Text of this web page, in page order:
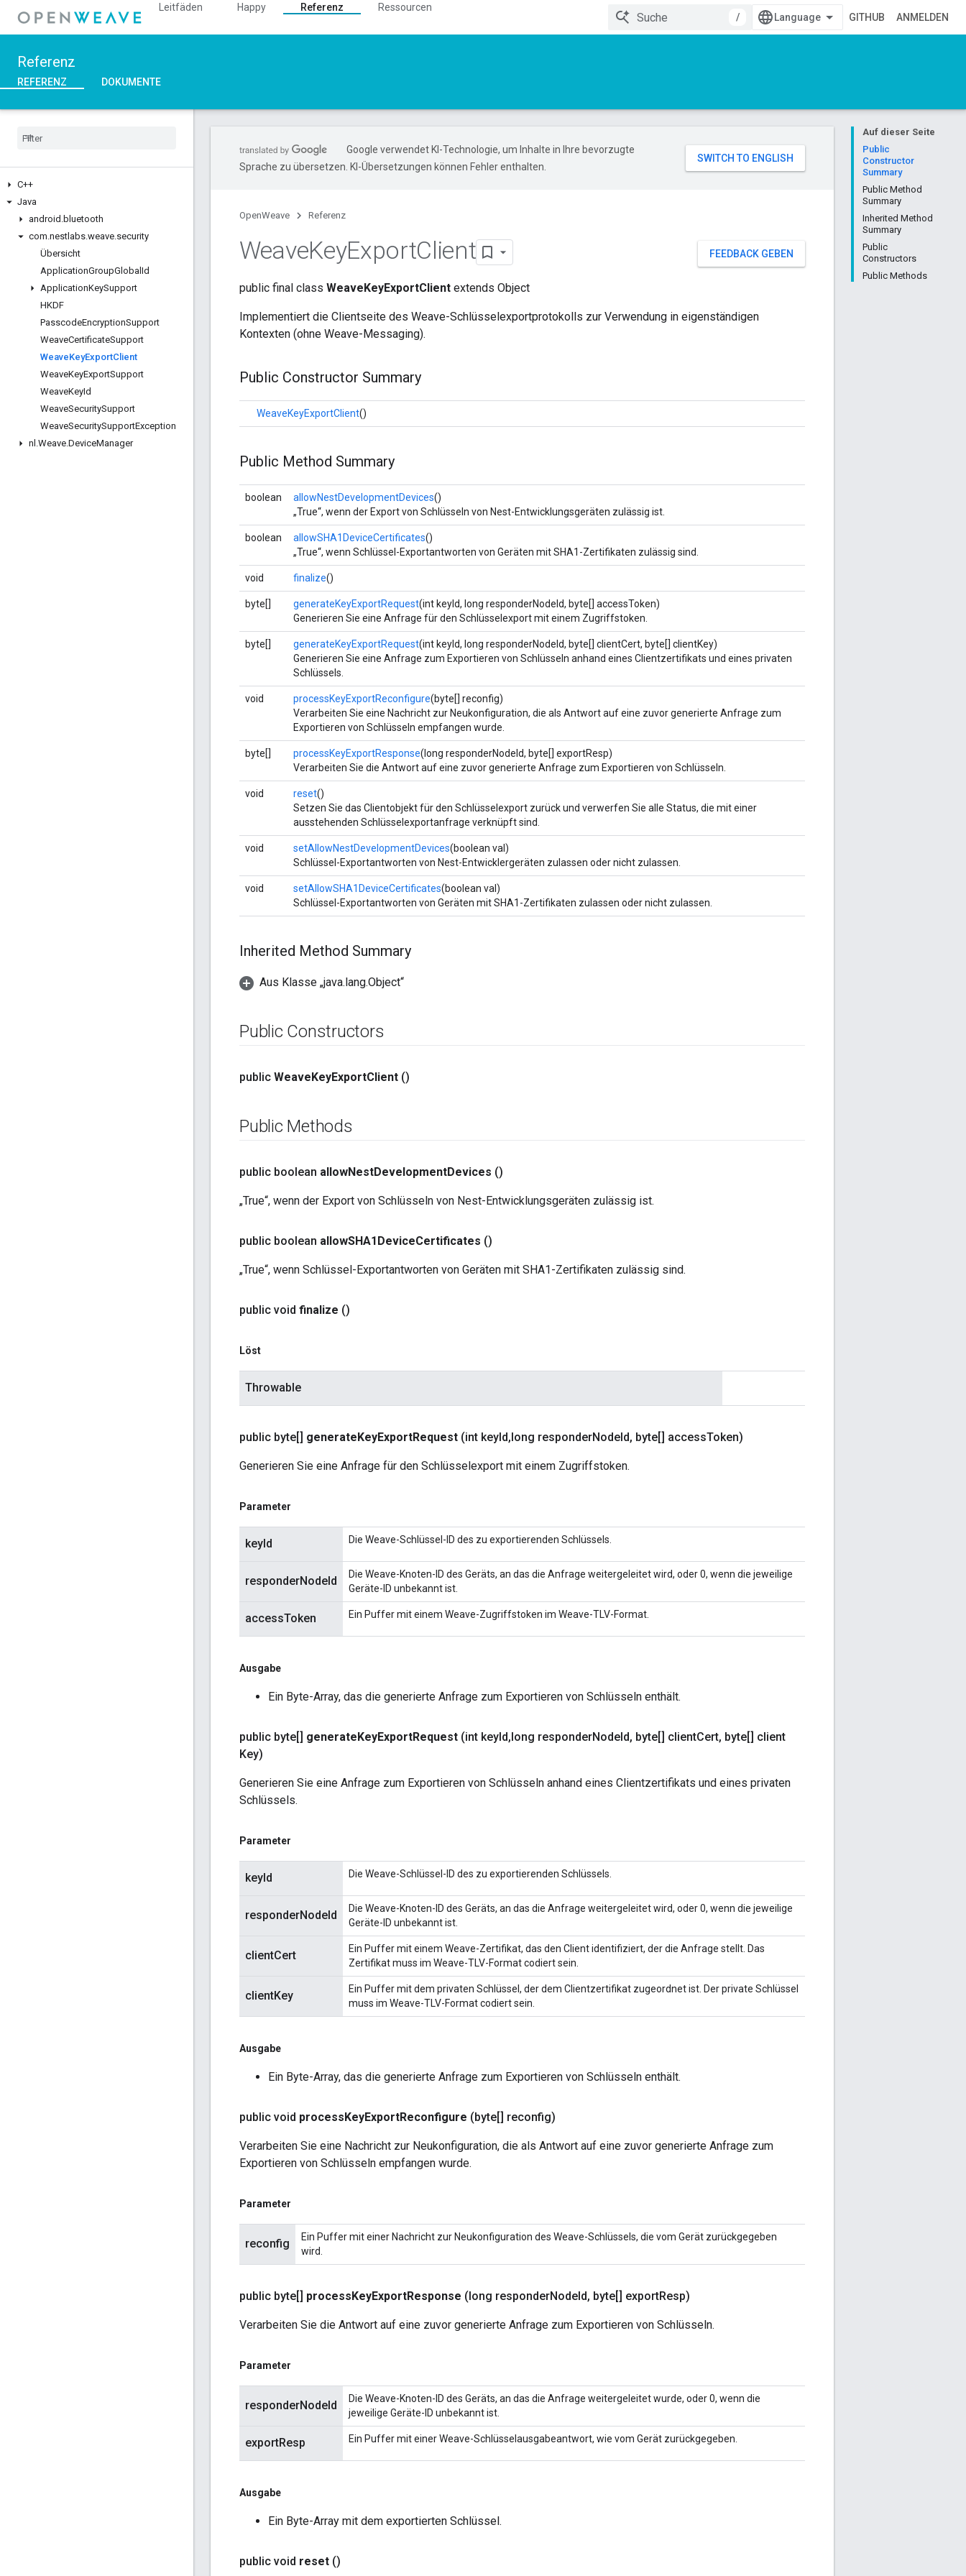
Leitfäden Happy Referenz
Ressourcen
/
GITHUB ANMELDEN
Referenz
REFERENZ DOKUMENTE
C++
Java
android .bluetooth
com.nestlabs.weave.security
Übersicht
ApplicationGroupGlobal Id
ApplicationKeySupport
HKDF
PasscodeEncryptionSupport
WeaveCertificateSupport
WeaveKeyExportClient
WeaveKeyExportSupport
WeaveKeyId
WeaveSecuritySupport
WeaveSecuritySupportException
nl .Weave.DeviceManager
Auf dieser Seite
Public
Constructor
Summary
Public Method
Summary
Inherited Method
Summary
Public
Constructors
Public Methods
Google verwendet KI-Technologie, um Inhalte in Ihre bevorzugte
Sprache zu übersetzen. KI-Übersetzungen können Fehler enthalten.
OpenWeave Referenz
FEEDBACK GEBEN
WeaveKeyExportClient
public final class WeaveKeyExportClient extends Object
Implementiert die Clientseite des Weave-Schlüsselexportprotokolls zur Verwendung in eigenständigen
Kontexten (ohne Weave-Messaging).
Public Constructor Summary
WeaveKeyExportClient()
Public Method Summary
boolean allowNestDevelopmentDevices()
„True“, wenn der Export von Schlüsseln von Nest-Entwicklungsgeräten zulässig ist.
boolean allowSHA1DeviceCertificates()
„True“, wenn Schlüssel-Exportantworten von Geräten mit SHA1-Zertifikaten zulässig sind.
void finalize()
byte[] generateKeyExportRequest(int keyId, long responderNodeId, byte[] accessToken)
Generieren Sie eine Anfrage für den Schlüsselexport mit einem Zugriffstoken.
byte[] generateKeyExportRequest(int keyId, long responderNodeId, byte[] clientCert, byte[] clientKey)
Generieren Sie eine Anfrage zum Exportieren von Schlüsseln anhand eines Clientzertifikats und eines privaten
Schlüssels.
void processKeyExportReconfigure(byte[] reconfig)
Verarbeiten Sie eine Nachricht zur Neukonfiguration, die als Antwort auf eine zuvor generierte Anfrage zum
Exportieren von Schlüsseln empfangen wurde.
byte[] processKeyExportResponse(long responderNodeId, byte[] exportResp)
Verarbeiten Sie die Antwort auf eine zuvor generierte Anfrage zum Exportieren von Schlüsseln.
void reset()
Setzen Sie das Clientobjekt für den Schlüsselexport zurück und verwerfen Sie alle Status, die mit einer
ausstehenden Schlüsselexportanfrage verknüpft sind.
void setAllowNestDevelopmentDevices(boolean val)
Schlüssel-Exportantworten von Nest-Entwicklergeräten zulassen oder nicht zulassen.
void setAllowSHA1DeviceCertificates(boolean val)
Schlüssel-Exportantworten von Geräten mit SHA1-Zertifikaten zulassen oder nicht zulassen.
Inherited Method Summary
Aus Klasse „java.lang.Object“
Public Constructors
public WeaveKeyExportClient ()
Public Methods
public boolean allowNestDevelopmentDevices ()
„True“, wenn der Export von Schlüsseln von Nest-Entwicklungsgeräten zulässig ist.
public boolean allowSHA1DeviceCertificates ()
„True“, wenn Schlüssel-Exportantworten von Geräten mit SHA1-Zertifikaten zulässig sind.
public void finalize ()
Löst
Throwable
public byte[] generateKeyExportRequest (int keyId,long responderNodeId, byte[] accessToken)
Generieren Sie eine Anfrage für den Schlüsselexport mit einem Zugriffstoken.
Parameter
keyId Die Weave-Schlüssel-ID des zu exportierenden Schlüssels.
responderNodeId
Die Weave-Knoten-ID des Geräts, an das die Anfrage weitergeleitet wird, oder 0, wenn die jeweilige
Geräte-ID unbekannt ist.
accessToken Ein Puffer mit einem Weave-Zugriffstoken im Weave-TLV-Format.
Ausgabe
Ein Byte-Array, das die generierte Anfrage zum Exportieren von Schlüsseln enthält.
public byte[] generateKeyExportRequest (int keyId,long responderNodeId, byte[] clientCert, byte[] client
Key)
Generieren Sie eine Anfrage zum Exportieren von Schlüsseln anhand eines Clientzertifikats und eines privaten
Schlüssels.
Parameter
keyId Die Weave-Schlüssel-ID des zu exportierenden Schlüssels.
responderNodeId
Die Weave-Knoten-ID des Geräts, an das die Anfrage weitergeleitet wird, oder 0, wenn die jeweilige
Geräte-ID unbekannt ist.
clientCert
Ein Puffer mit einem Weave-Zertifikat, das den Client identifiziert, der die Anfrage stellt. Das
Zertifikat muss im Weave-TLV-Format codiert sein.
clientKey
Ein Puffer mit dem privaten Schlüssel, der dem Clientzertifikat zugeordnet ist. Der private Schlüssel
muss im Weave-TLV-Format codiert sein.
Ausgabe
Ein Byte-Array, das die generierte Anfrage zum Exportieren von Schlüsseln enthält.
public void processKeyExportReconfigure (byte[] reconfig)
Verarbeiten Sie eine Nachricht zur Neukonfiguration, die als Antwort auf eine zuvor generierte Anfrage zum
Exportieren von Schlüsseln empfangen wurde.
Parameter
reconfig
Ein Puffer mit einer Nachricht zur Neukonfiguration des Weave-Schlüssels, die vom Gerät zurückgegeben
wird.
public byte[] processKeyExportResponse (long responderNodeId, byte[] exportResp)
Verarbeiten Sie die Antwort auf eine zuvor generierte Anfrage zum Exportieren von Schlüsseln.
Parameter
responderNodeId
Die Weave-Knoten-ID des Geräts, an das die Anfrage weitergeleitet wurde, oder 0, wenn die
jeweilige Geräte-ID unbekannt ist.
exportResp Ein Puffer mit einer Weave-Schlüsselausgabeantwort, wie vom Gerät zurückgegeben.
Ausgabe
Ein Byte-Array mit dem exportierten Schlüssel.
public void reset ()